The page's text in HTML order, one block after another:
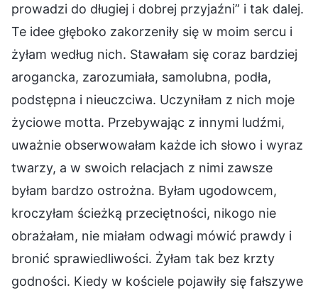
prowadzi do długiej i dobrej przyjaźni” i tak dalej.
Te idee głęboko zakorzeniły się w moim sercu i
żyłam według nich. Stawałam się coraz bardziej
arogancka, zarozumiała, samolubna, podła,
podstępna i nieuczciwa. Uczyniłam z nich moje
życiowe motta. Przebywając z innymi ludźmi,
uważnie obserwowałam każde ich słowo i wyraz
twarzy, a w swoich relacjach z nimi zawsze
byłam bardzo ostrożna. Byłam ugodowcem,
kroczyłam ścieżką przeciętności, nikogo nie
obrażałam, nie miałam odwagi mówić prawdy i
bronić sprawiedliwości. Żyłam tak bez krzty
godności. Kiedy w kościele pojawiły się fałszywe